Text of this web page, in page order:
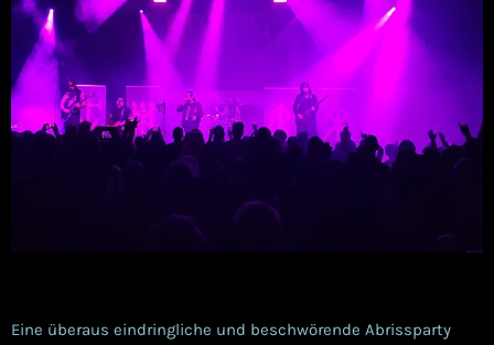
Eine überaus eindringliche und beschwörende Abrissparty